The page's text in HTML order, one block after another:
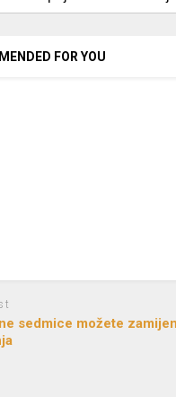
FOR YOU
sedmice možete